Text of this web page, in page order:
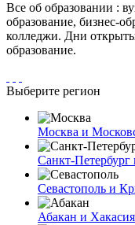
Все об образовании :
образование, бизнес-
колледжи. Дни
образование.
Выберите регион
Москва и
Санкт-Петербург
Севастополь и
Абакан и Хакасия